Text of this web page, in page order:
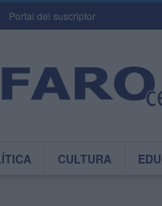
Portal del suscriptor
CULTURA